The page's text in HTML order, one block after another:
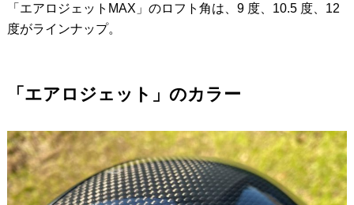
「エアロジェットMAX」のロフト角は、9 度、10.5 度、12
度がラインナップ。
「エアロジェット」のカラー